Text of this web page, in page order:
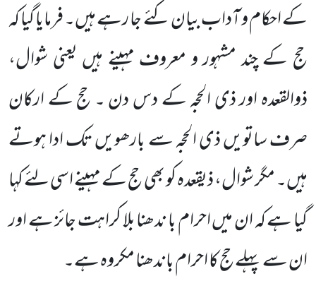
کے احکام و آداب بیان کئے جا رہے ہیں۔ فرمایا گیا کہ
حج کے چند مشہور و معروف مہینے ہیں یعنی شوال،
ذوالقعدہ اور ذی الحجہ کے دس دن ۔ حج کے ارکان
صرف ساتویں ذی الحجہ سے بارھویں تک ادا ہوتے
ہیں۔ مگر شوال، ذیقعدہ کو بھی حج کے مہینے اسی لئے کہا
گیا ہے کہ ان میں احرام با ندھنا بلا کراہت جائز ہے اور
ان سے پہلے حج کا احرام باندھنا مکروہ ہے۔